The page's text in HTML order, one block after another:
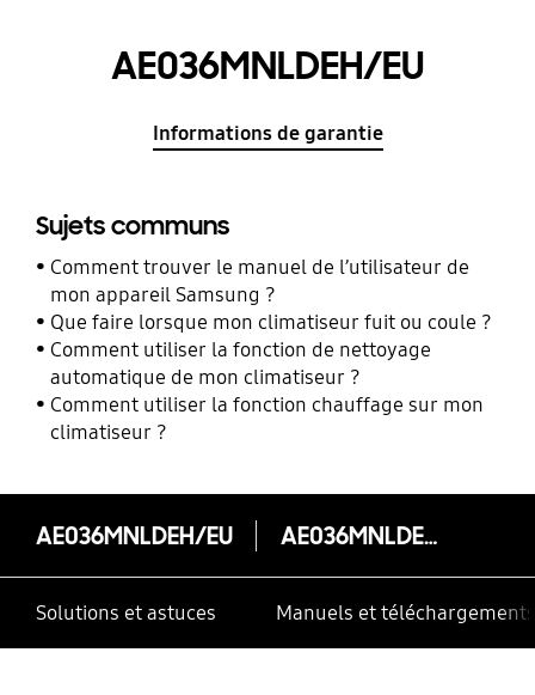
AE036MNLDEH/EU
Informations de garantie
Sujets communs
Comment trouver le manuel de l’utilisateur de
mon appareil Samsung ?
Que faire lorsque mon climatiseur fuit ou coule ?
Comment utiliser la fonction de nettoyage
automatique de mon climatiseur ?
Comment utiliser la fonction chauffage sur mon
climatiseur ?
AE036MNLDEH/EU AE036MNLDEH/EU
Solutions et astuces Manuels et téléchargements